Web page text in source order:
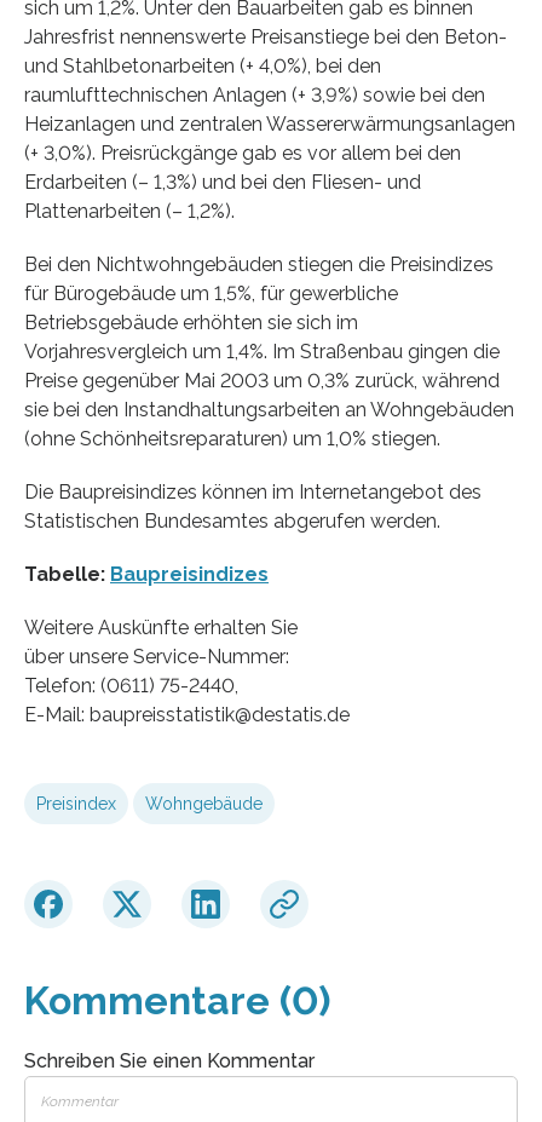
sich um 1,2%. Unter den Bauarbeiten gab es binnen
Jahresfrist nennenswerte Preisanstiege bei den Beton-
und Stahlbetonarbeiten (+ 4,0%), bei den
raumlufttechnischen Anlagen (+ 3,9%) sowie bei den
Heizanlagen und zentralen Wassererwärmungsanlagen
(+ 3,0%). Preisrückgänge gab es vor allem bei den
Erdarbeiten (– 1,3%) und bei den Fliesen- und
Plattenarbeiten (– 1,2%).
Bei den Nichtwohngebäuden stiegen die Preisindizes
für Bürogebäude um 1,5%, für gewerbliche
Betriebsgebäude erhöhten sie sich im
Vorjahresvergleich um 1,4%. Im Straßenbau gingen die
Preise gegenüber Mai 2003 um 0,3% zurück, während
sie bei den Instandhaltungsarbeiten an Wohngebäuden
(ohne Schönheitsreparaturen) um 1,0% stiegen.
Die Baupreisindizes können im Internetangebot des
Statistischen Bundesamtes abgerufen werden.
Tabelle: Baupreisindizes
Weitere Auskünfte erhalten Sie
über unsere Service-Nummer:
Telefon: (0611) 75-2440,
E-Mail: baupreisstatistik@destatis.de
Preisindex Wohngebäude
Kommentare (0)
Schreiben Sie einen Kommentar